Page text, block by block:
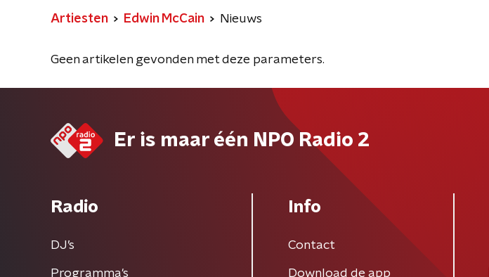
Artiesten Edwin McCain Nieuws
Geen artikelen gevonden met deze parameters.
Er is maar één NPO Radio 2
Radio
DJ’s
Programma's
Info
Contact
Download de app